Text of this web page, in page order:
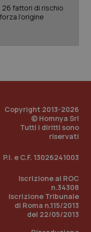
fattori di rischio
l’origine
Copyright 2013-2026
© Homnya Srl
Tutti i diritti sono
riservati
P.I. e C.F. 13026241003
Iscrizione al ROC
n.34308
Iscrizione Tribunale
di Roma n.115/2013
del 22/05/2013
PHP.net
www.quotidianosanita.it